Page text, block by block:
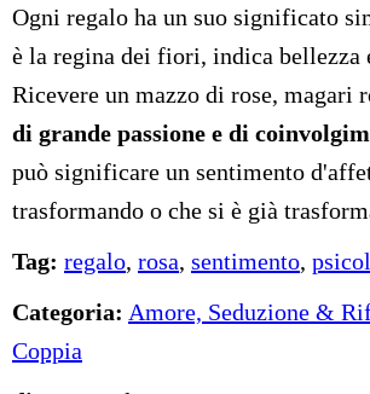
Ogni regalo ha un suo significato
è la regina dei fiori, indica bellezza
Ricevere un mazzo di rose, magari
di grande passione e di
può significare un sentimento
trasformando o che si è già
Tag: regalo, rosa, sentimento,
Categoria: Amore, Seduzione &
Coppia